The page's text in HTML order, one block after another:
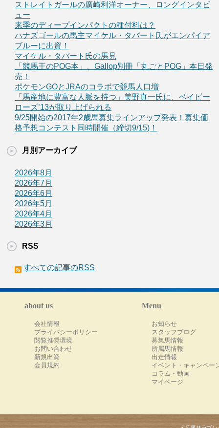
ストレイトガールの廣崎利洋オーナー、ロングインタビ
ュー
来季のディープインパクトの種付料は？
ハナズゴールの馬主マイケル・タバート氏がエンパイア
ブルーに出資！
マイケル・タバート氏の馬見
「競馬王のPOG本」、Gallop別冊「丸ごとPOG」本日発
売！
ポケモンGOとJRAのコラボで競馬人口増
「馬産地に豊富な人脈を持つ」美野真一氏に、ベイビー
ローズ’13が取り上げられる
9/25開始の2017年2歳馬募集ラインアップ発表！募集価
格予想コンテスト同時開催（締切9/15)！
月別アーカイブ
2026年8月
2026年7月
2026年6月
2026年5月
2026年4月
2026年3月
RSS
すべての記事のRSS